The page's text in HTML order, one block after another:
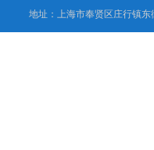
地址：上海市奉贤区庄行镇东